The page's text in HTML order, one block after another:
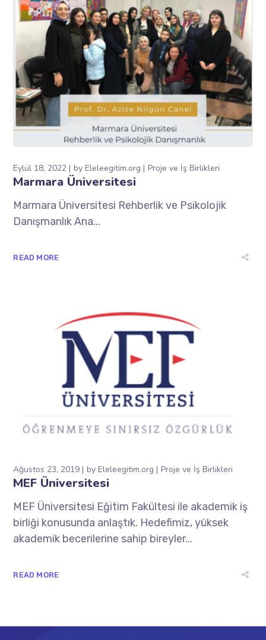
Eylül 18, 2022 byEleleegitim.org Proje ve İş Birlikleri
Marmara Üniversitesi
Marmara Üniversitesi Rehberlik ve Psikolojik
Danışmanlık Ana...
READ MORE
Ağustos 23, 2019 byEleleegitim.org Proje ve İş Birlikleri
MEF Üniversitesi
MEF Üniversitesi Eğitim Fakültesi ile akademik iş
birliği konusunda anlaştık. Hedefimiz, yüksek
akademik becerilerine sahip bireyler...
READ MORE